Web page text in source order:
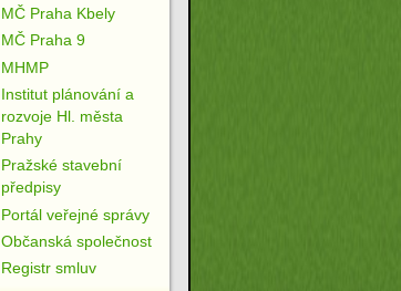
MČ Praha Kbely
MČ Praha 9
MHMP
Institut plánování a
rozvoje Hl. města
Prahy
Pražské stavební
předpisy
Portál veřejné správy
Občanská společnost
Registr smluv